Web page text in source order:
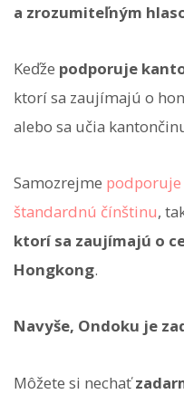
a zrozumiteľným
Keďže podporuje
ktorí sa zaujímajú o
alebo sa učia
Samozrejme
štandardnú čínštinu,
ktorí sa zaujímajú o
Hongkong.
Navyše, Ondoku je
Môžete si nechať